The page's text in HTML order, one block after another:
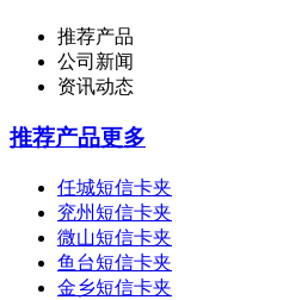
推荐产品
公司新闻
资讯动态
推荐产品更多
任城短信卡夹
兖州短信卡夹
微山短信卡夹
鱼台短信卡夹
金乡短信卡夹